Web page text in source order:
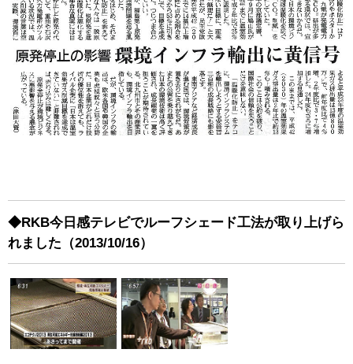
◆RKB今日感テレビでルーフシェード工法が取り上げら
れました（2013/10/16）